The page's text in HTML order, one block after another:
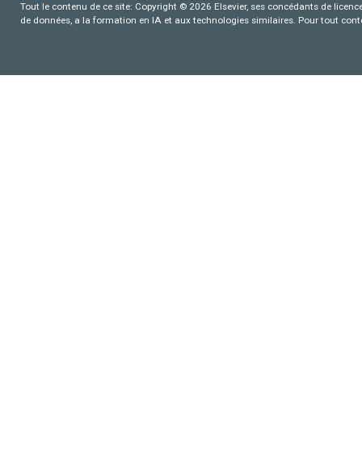
Tout le contenu de ce site: Copyright © 2026 Elsevier, ses concédants de
de données, a la formation en IA et aux technologies similaires. Pour tout